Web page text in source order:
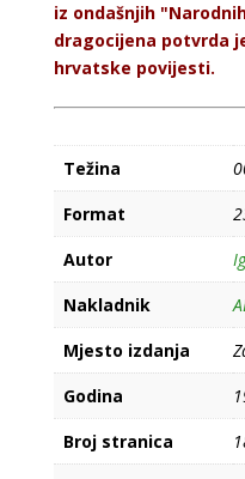
iz ondašnjih
dragocijena potvrda
hrvatske povijesti.
Težina
Format
Autor
Nakladnik
Mjesto izdanja
Godina
Broj stranica